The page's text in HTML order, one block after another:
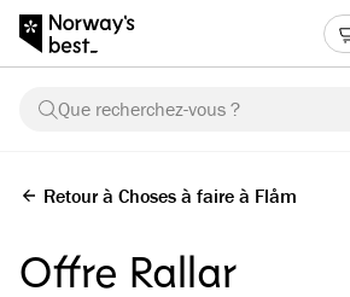
Que recherchez-vous ?
Retour à Choses à faire à Flåm
Offre Rallar